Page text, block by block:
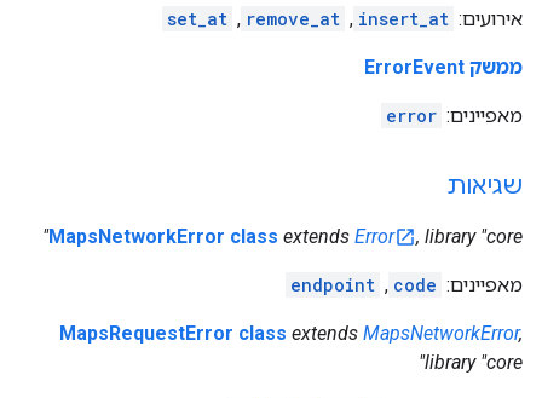
אירועים: insert_at
,
remove_at
,
set_at
ממשק ErrorEvent
מאפיינים: error
שגיאות
MapsNetworkError class extends Error , library "core"
מאפיינים: code
,
endpoint
MapsRequestError class extends MapsNetworkError,
library "core"